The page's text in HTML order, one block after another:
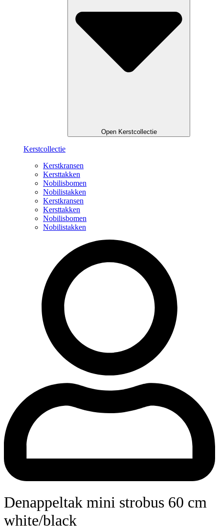
Open Kerstcollectie
Kerstcollectie
Kerstkransen
Kersttakken
Nobilisbomen
Nobilistakken
Kerstkransen
Kersttakken
Nobilisbomen
Nobilistakken
denappeltak mini strobus 60 cm
white/black